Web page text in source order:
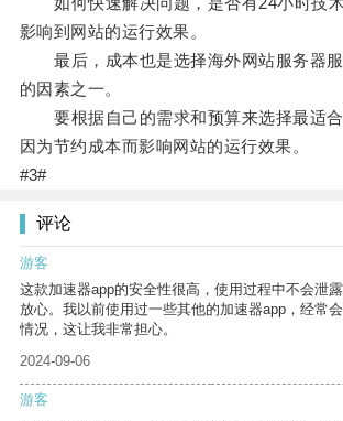
影响到网站的运行效果。
最后，成本也是选择海外网站服务器服
的因素之一。
要根据自己的需求和预算来选择最适合
因为节约成本而影响网站的运行效果。
#3#
评论
游客
这款加速器app的安全性很高，使用过程中不会泄
放心。我以前使用过一些其他的加速器app，经常
情况，这让我非常担心。
2024-09-06
游客